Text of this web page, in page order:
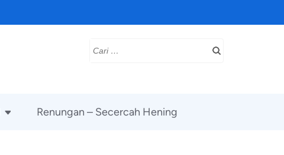
Cari
Renungan – Secercah Hening